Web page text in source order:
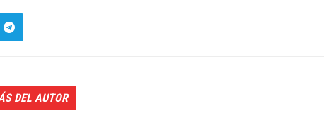
DEL AUTOR